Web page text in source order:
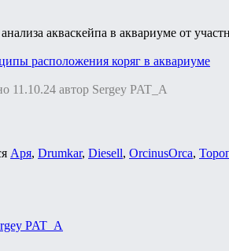
акваскейпа в аквариуме от
расположения коряг в аквариуме
11.10.24 автор Sergey PAT_A
Аря, Drumkar, Diesell, ОrcinusОrca,
PAT_A